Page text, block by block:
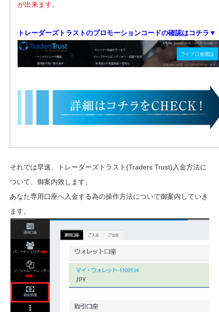
が出来ます。
トレーダーズトラストのプロモーションコードの確認はコチラ▼
それでは早速、トレーダーズトラスト(Traders Trust)入金方法に
ついて、御案内致します。
あなた専用口座へ入金する為の操作方法について御案内していき
ます。